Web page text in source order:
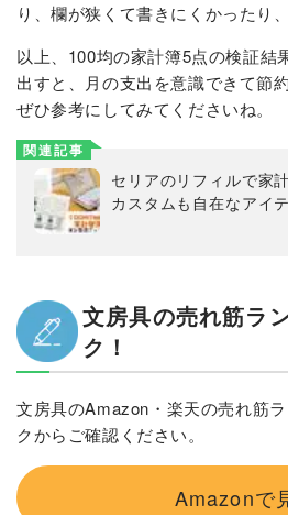
り、欄が狭くて書きにくかったり
以上、100均の家計簿5点の検証結
出すと、月の支出を意識できて節
ぜひ参考にしてみてくださいね。
関連記事
セリアのリフィルで家
カスタムも自在なアイ
文房具の売れ筋ラ
ク！
文房具のAmazon・楽天の売れ筋
クからご確認ください。
Amazonで